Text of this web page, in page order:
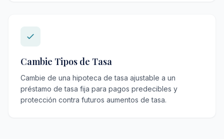
Cambie Tipos de Tasa
Cambie de una hipoteca de tasa ajustable a un
préstamo de tasa fija para pagos predecibles y
protección contra futuros aumentos de tasa.